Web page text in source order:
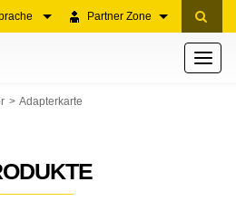
Partner Zone
Toggle
Adapterkarte